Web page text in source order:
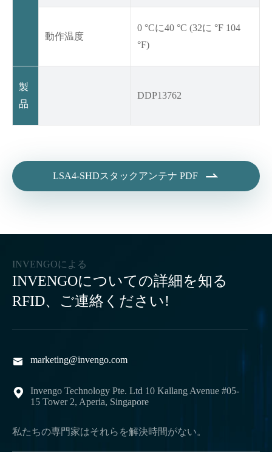
動作温度
0 °Cに40 °C (32に °F 104
°F)
製
品
DDP13762
LSA4-SHDスタックアンテナ PDF 
INVENGOによる
INVENGOについての詳細を知る
RFID、ご連絡ください!
 marketing@invengo.com

Invengo Technology Pte. Ltd 10 Kallang Avenue #05-
15 Tower 2, Aperia, Singapore
私たちの専門家はそれらを解決時間がない。